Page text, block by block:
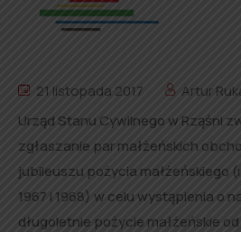
21 listopada 2017
Artur
Urząd Stanu Cywilnego w Rząśni
zgłaszanie par małżeńskich
jubileuszu pożycia małżeńskiego
1967 i 1968) w celu wystąpienia o
długoletnie pożycie małżeńskie